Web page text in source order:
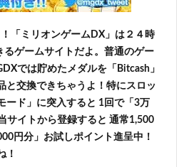
「ミリオンゲームDX」は２４時
るゲームサイトだよ。普通のゲー
では貯めたメダルを「Bitcash」
と交換できちゃうよ！特にスロッ
ード」に突入すると 1回で「3万
サイトから登録すると 通常1,500
円分」お試しポイント進呈中！
！